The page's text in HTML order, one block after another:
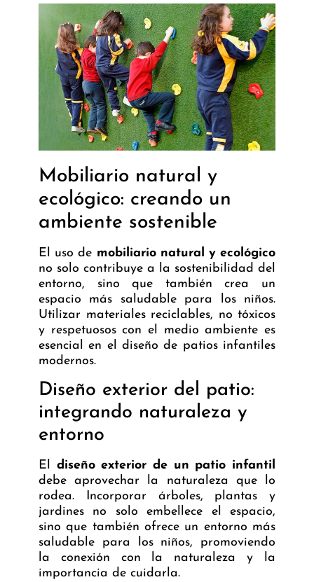
Mobiliario natural y
ecológico: creando un
ambiente sostenible
El uso de mobiliario natural y ecológico
no solo contribuye a la sostenibilidad del
entorno, sino que también crea un
espacio más saludable para los niños.
Utilizar materiales reciclables, no tóxicos
y respetuosos con el medio ambiente es
esencial en el diseño de patios infantiles
modernos.
Diseño exterior del patio:
integrando naturaleza y
entorno
El diseño exterior de un patio infantil
debe aprovechar la naturaleza que lo
rodea. Incorporar árboles, plantas y
jardines no solo embellece el espacio,
sino que también ofrece un entorno más
saludable para los niños, promoviendo
la conexión con la naturaleza y la
importancia de cuidarla.